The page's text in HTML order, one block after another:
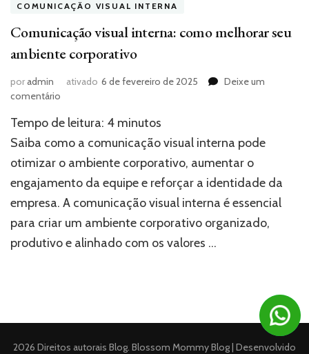
COMUNICAÇÃO VISUAL INTERNA
Comunicação visual interna: como melhorar seu
ambiente corporativo
poradmin ativado 6 de fevereiro de 2025
Deixe um
comentário
visual
interna:
melhorar
seu
ambiente
corporativo
Tempo de leitura: 4 minutos
Saiba como a comunicação visual interna pode
otimizar o ambiente corporativo, aumentar o
engajamento da equipe e reforçar a identidade da
empresa. A comunicação visual interna é essencial
para criar um ambiente corporativo organizado,
produtivo e alinhado com os valores …
2026 Direitos autorais Blog. Blossom Mommy Blog | Desenvolvido